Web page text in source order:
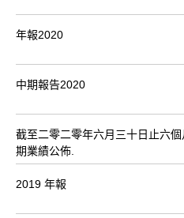
年報2020
中期報告2020
截至二零二零年六月三十日止六
期業績公佈.
2019 年報